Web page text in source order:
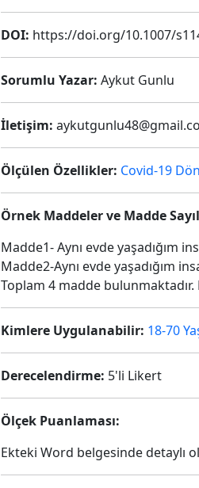
DOI: https://doi.org/10.1007/
Sorumlu Yazar: Aykut Gunlu
İletişim:
Ölçülen Özellikler: Covid-19
Örnek Maddeler ve Madde
Madde1- Aynı evde yaşadığım
Madde2-Aynı evde yaşadığım
Toplam 4 madde
Kimlere Uygulanabilir: 18-70
Derecelendirme: 5'li Likert
Ölçek Puanlaması:
Ekteki Word belgesinde detaylı